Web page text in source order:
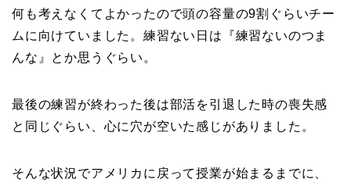
何も考えなくてよかったので頭の容量の9割ぐらいチー
ムに向けていました。練習ない日は『練習ないのつま
んな』とか思うぐらい。
最後の練習が終わった後は部活を引退した時の喪失感
と同じぐらい、心に穴が空いた感じがありました。
そんな状況でアメリカに戻って授業が始まるまでに、